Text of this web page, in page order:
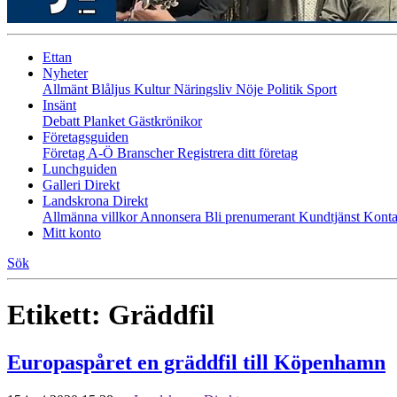
Ettan
Nyheter
Allmänt Blåljus KulturNäringsliv Nöje Politik Sport
Insänt
Debatt Planket Gästkrönikor
Företagsguiden
Företag A-Ö BranscherRegistrera ditt företag
Lunchguiden
Galleri Direkt
Landskrona Direkt
Allmänna villkorAnnonsera Bli prenumerant Kundtjänst
Mitt konto
Sök
Etikett: Gräddfil
Europaspåret en gräddfil till Köpenhamn